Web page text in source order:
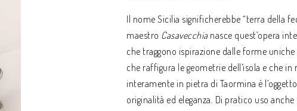
Il nome Sicilia significherebbe “terra della
maestro Casavecchianasce quest’opera
che traggono ispirazione dalle forme
che raffigura le geometrie dell’isola e che
interamente in pietra di Taormina è
originalità ed eleganza. Di pratico uso